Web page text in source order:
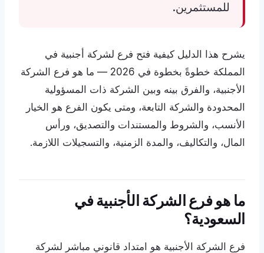
للمستثمرين.
يشرح هذا الدليل كيفية فتح فرع لشركة أجنبية في
المملكة خطوةً بخطوة في 2026 — ما هو فرع الشركة
الأجنبية، والفرق بينه وبين الشركة ذات المسؤولية
المحدودة والشركة التابعة، ومتى يكون الفرع هو الخيار
الأنسب، والشروط والمستندات والتصديق، ورأس
المال، والتكاليف، والمدة الزمنية، والتسجيلات اللازمة.
ما هو فرع الشركة الأجنبية في
السعودية؟
فرع الشركة الأجنبية هو امتداد قانوني مباشر لشركة